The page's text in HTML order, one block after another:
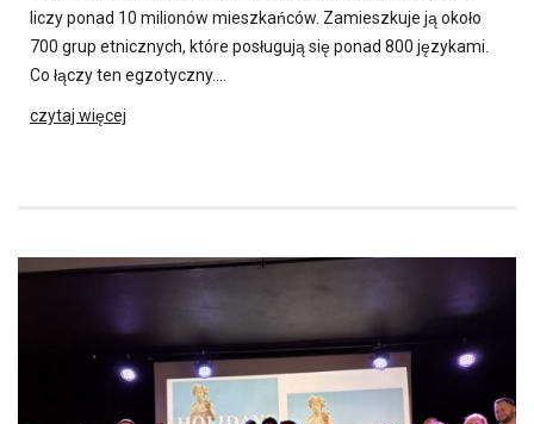
liczy ponad 10 milionów mieszkańców. Zamieszkuje ją około
700 grup etnicznych, które posługują się ponad 800 językami.
Co łączy ten egzotyczny….
czytaj więcej